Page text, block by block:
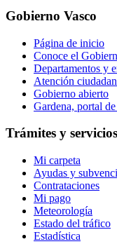
Gobierno Vasco
Página de inicio
Conoce el
Departamentos y
Atención
Gobierno abierto
Gardena, portal
Trámites y servicios
Mi carpeta
Ayudas y
Contrataciones
Mi pago
Meteorología
Estado del tráfico
Estadística